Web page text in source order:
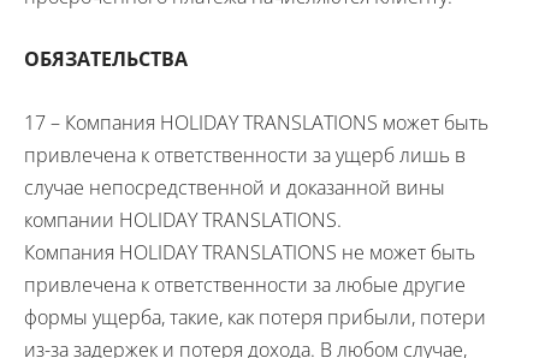
ОБЯЗАТЕЛЬСТВА
17 – Компания HOLIDAYTRANSLATIONS может быть
привлечена к ответственности за ущерб лишь в
случае непосредственной и доказанной вины
компании HOLIDAYTRANSLATIONS.
Компания HOLIDAYTRANSLATIONS не может быть
привлечена к ответственности за любые другие
формы ущерба, такие, как потеря прибыли, потери
из-за задержек и потеря дохода. В любом случае,